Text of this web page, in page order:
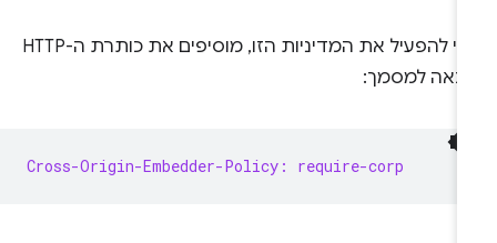
כדי להפעיל את המדיניות הזו, מוסיפים את כותרת ה-HTTP
למסמך:
Cross-Origin-Embedder-Policy: require-corp